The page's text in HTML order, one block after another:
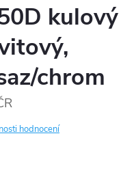
kulový
chrom
hodnocení